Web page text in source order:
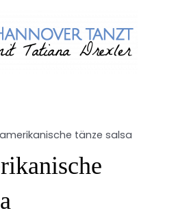
tänze salsa